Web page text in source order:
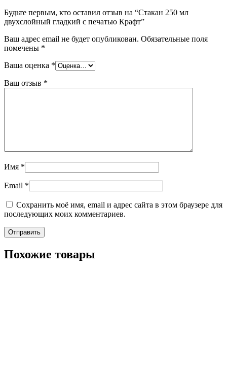
Будьте первым, кто оставил отзыв на “Стакан 250 мл
двухслойный гладкий с печатью Крафт”
Ваш адрес email не будет опубликован. Обязательные поля
помечены *
Ваша оценка *
Ваш отзыв *
Имя *
Email *
Сохранить моё имя, email и адрес сайта в этом браузере для
последующих моих комментариев.
Похожие товары